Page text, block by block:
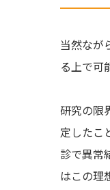
当然なが
る上で可
研究の限
定したこ
診で異常
はこの理